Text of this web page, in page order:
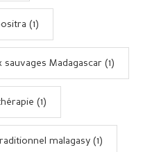
(1)
sauvages Madagascar (1)
(1)
malagasy (1)